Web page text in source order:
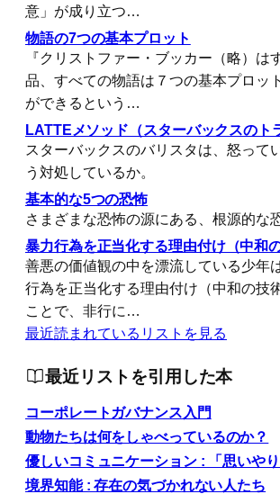
意」が成り立つ…
物語の7つの基本プロット
『クリストファー・ブッカー（略）は
品、すべての物語は７つの基本プロッ
ができるという…
LATTEメソッド（スターバックスのト
スターバックスのバリスタは、怒って
う対処しているか。
基本的な5つの恐怖
さまざまな恐怖の源にある、根源的な
暴力行為を正当化する理由付け（中和の
善悪の価値観の中を漂流している少年
行為を正当化する理由付け（中和の技
ことで、非行に…
最近読まれているリストを見る
最近リストを引用した本
コーポレートガバナンス入門
動物たちは何をしゃべっているのか？
優しいコミュニケーション : 「思いや
境界知能 : 存在の気づかれない人たち